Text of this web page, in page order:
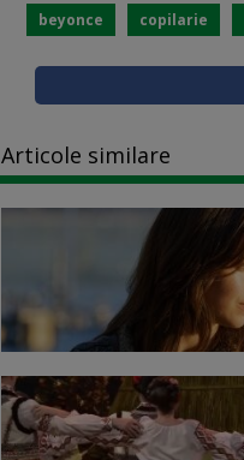
beyonce copilarie
Articole similare